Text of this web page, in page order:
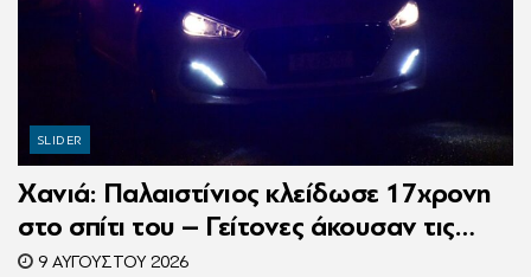
SLIDER
Χανιά: Παλαιστίνιος κλείδωσε 17χρονη
στο σπίτι του – Γείτονες άκουσαν τις
φωνές της και κάλεσαν την Αστυνομία
9 ΑΥΓΟΎΣΤΟΥ 2026